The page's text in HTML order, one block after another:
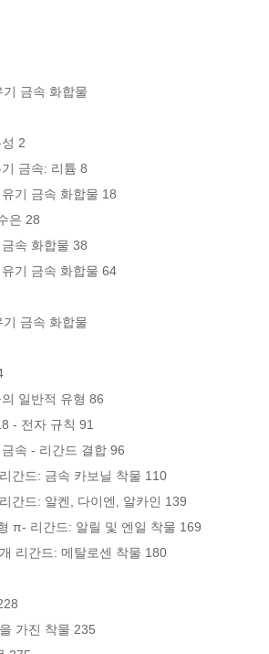
금속 화합물
2
금속: 리튬 8
기 금속 화합물 18
은 28
속 화합물 38
기 금속 화합물 64
금속 화합물
일반적 유형 86
- 전자 규칙 91
속 - 리간드 결합 96
간드: 금속 카보닐 착물 110
간드: 알켄, 다이엔, 알카인 139
π- 리간드: 알릴 및 엔일 착물 169
리간드: 메탈로센 착물 180
가진 착물 235